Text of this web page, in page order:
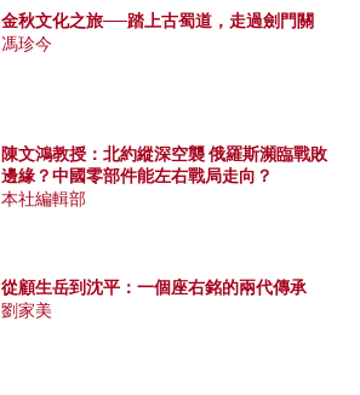
金秋文化之旅──踏上古蜀道，走過劍門關
馮珍今
陳文鴻教授：北約縱深空襲 俄羅斯瀕臨戰敗
邊緣？中國零部件能左右戰局走向？
本社編輯部
從顧生岳到沈平：一個座右銘的兩代傳承
劉家美